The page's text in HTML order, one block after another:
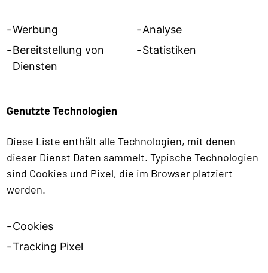
Werbung
Analyse
Bereitstellung von
Diensten
Statistiken
Genutzte Technologien
Diese Liste enthält alle Technologien, mit denen
dieser Dienst Daten sammelt. Typische Technologien
sind Cookies und Pixel, die im Browser platziert
werden.
Cookies
Tracking Pixel